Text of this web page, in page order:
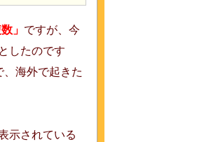
」 ですが、今
したのです
海外で起きた
示されている